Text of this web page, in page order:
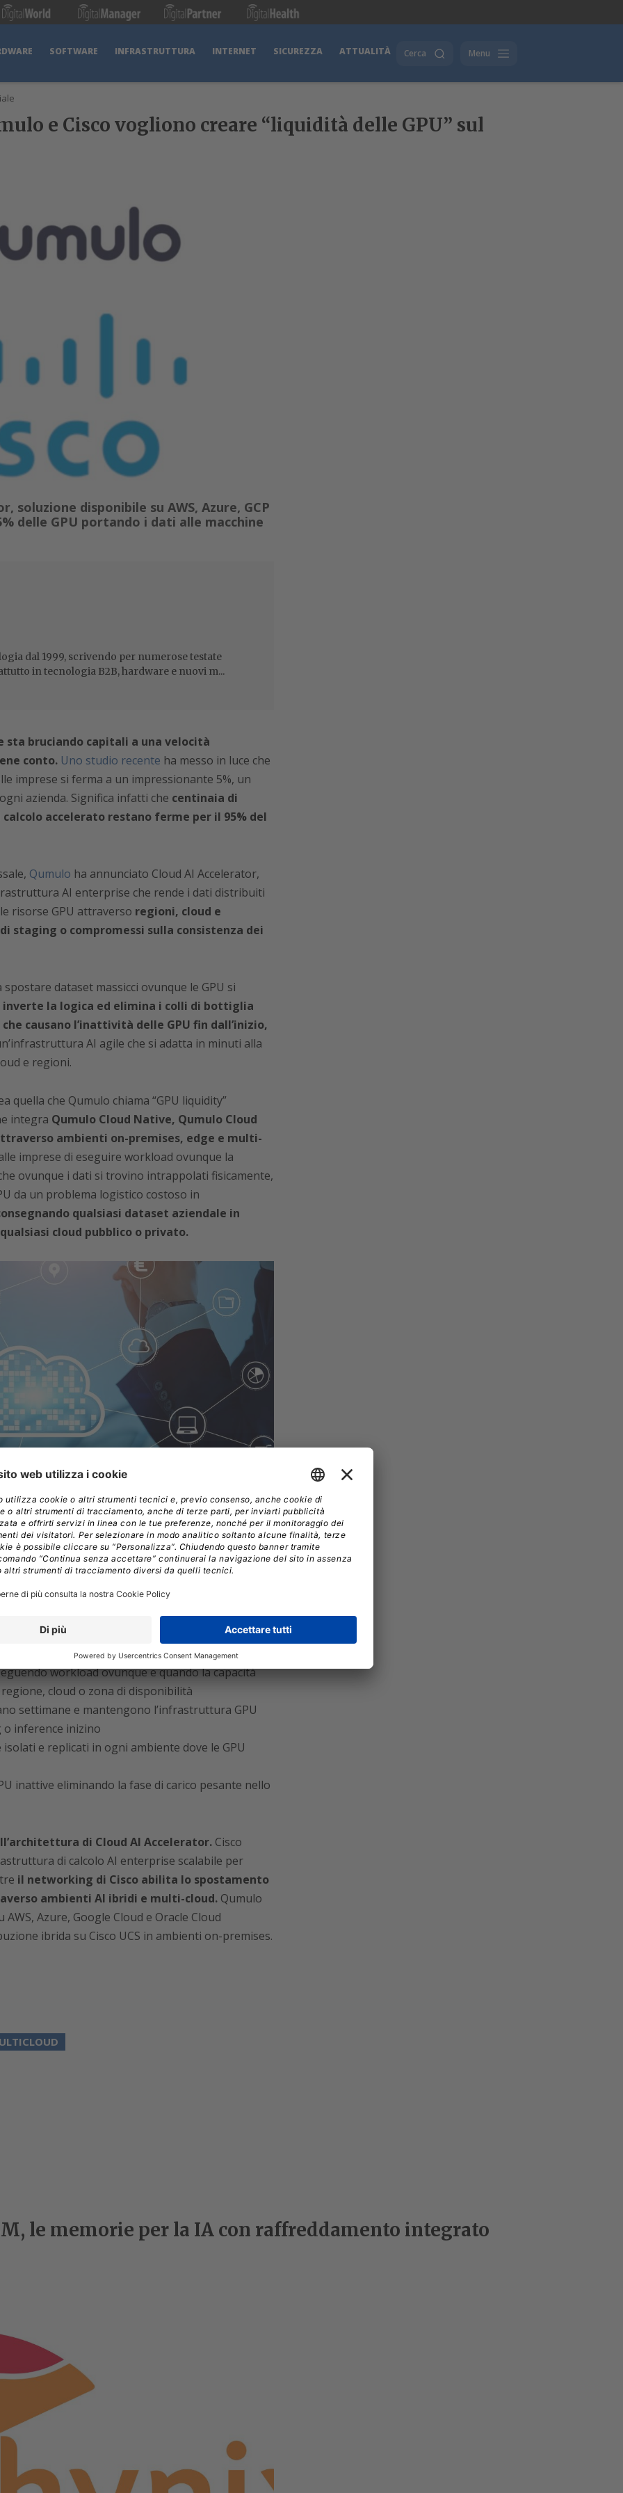
SOFTWARE INFRASTRUTTURA INTERNET SICUREZZA ATTUALITÀ Cerca Menu
e Cisco vogliono creare “liquidità delle GPU” sul
soluzione disponibile su AWS, Azure, GCP
delle GPU portando i dati alle macchine
dal 1999, scrivendo per numerose testate
in tecnologia B2B, hardware e nuovi m...
sta bruciando capitali a una velocità
conto. Uno studio recente ha messo in luce che
imprese si ferma a un impressionante 5%, un
azienda. Significa infatti che centinaia di
accelerato restano ferme per il 95% del
Qumulo ha annunciato Cloud AI Accelerator,
AI enterprise che rende i dati distribuiti
risorse GPU attraverso regioni, cloud e
staging o compromessi sulla consistenza dei
dataset massicci ovunque le GPU si
inverte la logica ed elimina i colli di bottiglia
causano l’inattività delle GPU fin dall’inizio,
AI agile che si adatta in minuti alla
e regioni.
quella che Qumulo chiama “GPU liquidity”
integra Qumulo Cloud Native, Qumulo Cloud
ambienti on-premises, edge e multi-
imprese di eseguire workload ovunque la
ovunque i dati si trovino intrappolati fisicamente,
da un problema logistico costoso in
qualsiasi dataset aziendale in
cloud pubblico o privato.
dicollegare fluidamente e in sicurezza sistemi
AI Foundry, AWS Bedrock e Google
le aziende possono:
workload ovunque e quando la capacità
cloud o zona di disponibilità
settimane e mantengono l’infrastruttura GPU
inference inizino
e replicati in ogni ambiente dove le GPU
inattive eliminando la fase di carico pesante nello
di Cloud AI Accelerator.Cisco
di calcolo AI enterprise scalabile per
il networking di Cisco abilita lo spostamento
ambienti AI ibridi e multi-cloud.Qumulo
Azure, Google Cloud e Oracle Cloud
ibrida su Cisco UCS in ambienti on-premises.
le memorie per la IA con raffreddamento integrato